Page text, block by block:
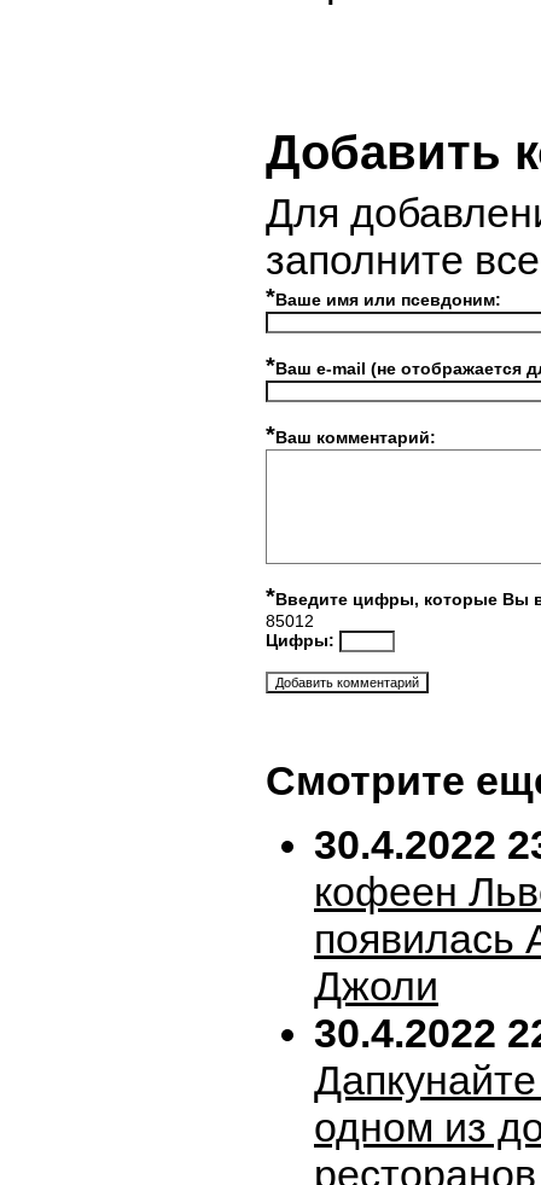
Добавить
Для
заполните
*Ваше имя или псевдоним:
*Ваш e-mail (не отображается
*Ваш комментарий:
*Введите цифры, которые Вы
85012
Цифры:
Смотрите
30.4.2022
кофеен
появилась
Джоли
30.4.2022
одном из